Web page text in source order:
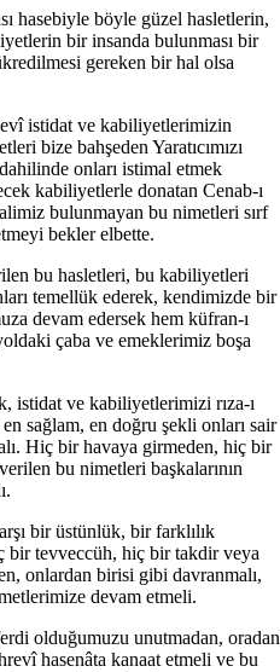
hasebiyle böyle güzel hasletlerin,
bir insanda bulunması bir
gereken bir hal olsa
istidat ve kabiliyetlerimizin
bize bahşeden Yaratıcımızı
onları istimal etmek
kabiliyetlerle donatan Cenab-ı
bulunmayan bu nimetleri sırf
bekler elbette.
bu hasletleri, bu kabiliyetleri
temellük ederek, kendimizde bir
devam edersek hem küfran-ı
çaba ve emeklerimiz boşa
istidat ve kabiliyetlerimizi rıza-ı
sağlam, en doğru şekli onları sair
Hiç bir havaya girmeden, hiç bir
bu nimetleri başkalarının
bir üstünlük, bir farklılık
bir tevveccüh, hiç bir takdir veya
onlardan birisi gibi davranmalı,
devam etmeli.
olduğumuzu unutmadan, oradan
hasenâta kanaat etmeli ve bu